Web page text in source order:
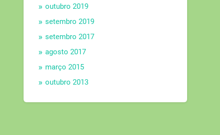
outubro 2019
setembro 2019
setembro 2017
agosto 2017
março 2015
outubro 2013